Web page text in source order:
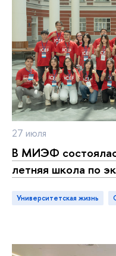
27 июля
В МИЭФ
летняя школа по
Университетская жизнь